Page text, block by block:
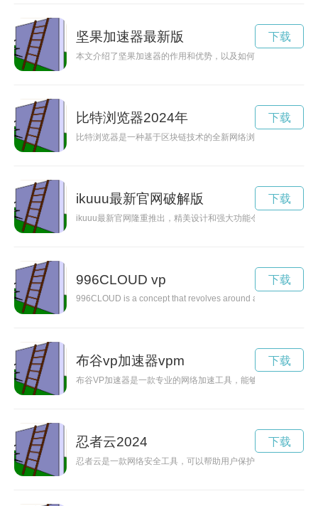
坚果加速器最新版
本文介绍了坚果加速器的作用和优势，以及如何使用它来优化
下载
比特浏览器2024年
比特浏览器是一种基于区块链技术的全新网络浏览器，它正在
下载
ikuuu最新官网破解版
ikuuu最新官网隆重推出，精美设计和强大功能令人惊艳，让用
下载
996CLOUD vp
996CLOUD is a concept that revolves around achieving a
下载
布谷vp加速器vpm
布谷VP加速器是一款专业的网络加速工具，能够提供安全稳定
下载
忍者云2024
忍者云是一款网络安全工具，可以帮助用户保护个人和机构的信
下载